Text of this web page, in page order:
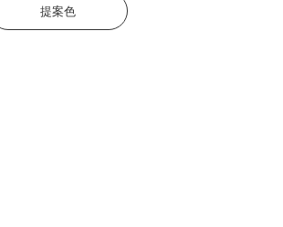
提案色